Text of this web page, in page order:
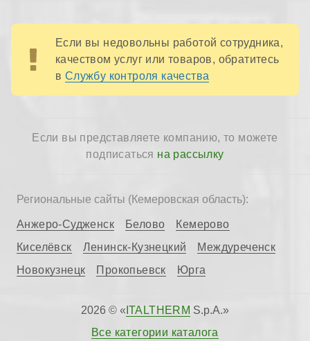
Если вы недовольны работой сотрудника,
качеством услуг или товаров, обратитесь
в Службу контроля качества
Если вы представляете компанию, то можете
подписаться на рассылку
Региональные сайты (Кемеровская область):
Анжеро-Судженск Белово
Кемерово
Киселёвск
Ленинск-Кузнецкий
Междуреченск
Новокузнецк
Прокопьевск Юрга
2026 © « ITALTHERM S.p.A.»
Все категории каталога